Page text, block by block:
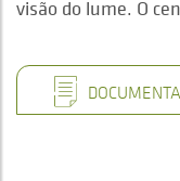
visão do lume. O